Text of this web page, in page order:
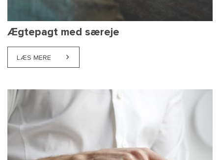
Ægtepagt med særeje
LÆS MERE ABOUT ÆGTEPAGT MED SÆREJE